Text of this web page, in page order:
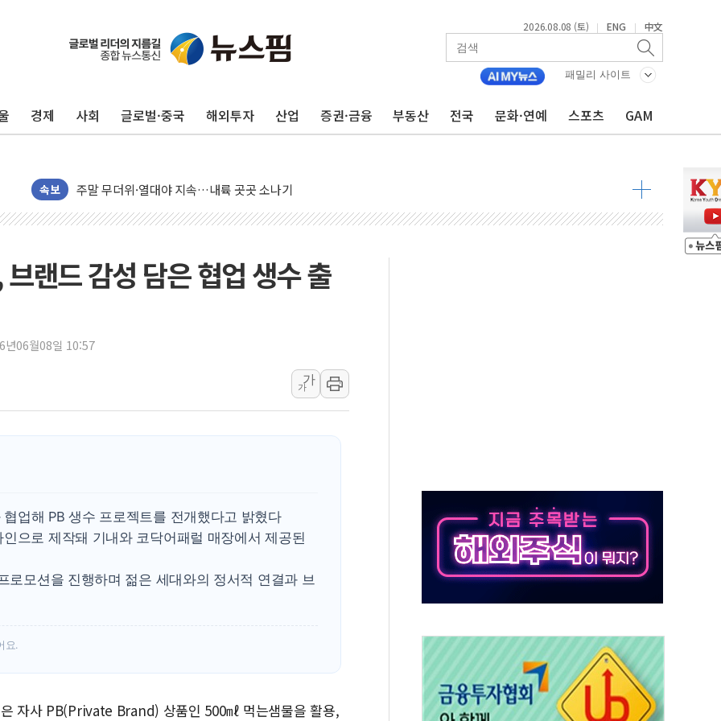
2026.08.08 (토) | ENG | 中文
패밀리 사이트
경제 사회 글로벌·중국 해외투자 산업 증권·금융 부동산 전국 문화·연예 스포츠 GAM
속보
李대통령, 'ISA·주가누르기 방지법' 전면 재검토 지시
충북 주말 무더위 지속…청주·진천 35도, 곳곳 소나기
민주당, 오늘 제주·인천 경선 발표...김민석 '재역전' vs 정청래 '격차 확대'
트럼프, 쿡 연준 이사 해임 재추진…"26일까지 의혹 소명" 요구
유럽증시, 美 고용 예상 밖 부진에 연준 금리 인상 가능성 낮아지며 상승… STOXX 600 지수는 나흘 연속 최고치
미 연준 매파 기세 꺾이나…고용 감소에 9월 동결 전망 우세
트럼프, 백신·자폐증 행정명령 검토…"이르면 다음 주"
이란 핵심 원유 수출항 '하르그섬', 최근 1주일 이상 '올스톱'… 美 해상봉쇄 영향
美 고용 쇼크에 엔화 장중 급등…시장은 "또 개입했나" 촉각
[AI MY 뉴스] 뉴욕 반도체주 프리뷰...美 고용 쇼크에 반도체주 '활짝'
뉴욕증시 프리뷰, 美 고용 쇼크에 금리 인상 우려 후퇴…나스닥 선물 1%대 상승
[종합] 美 7월 고용 2만3000명 감소 '쇼크'…9월 금리 인상 기대 후퇴
랜드 감성 담은 협업 생수 출
년06월08일 10:57
가
가
업해 PB 생수 프로젝트를 전개했다고 밝혔다
으로 제작돼 기내와 코닥어패럴 매장에서 제공된
로모션을 진행하며 젊은 세대와의 정서적 연결과 브
요.
자사 PB(Private Brand) 상품인 500㎖ 먹는샘물을 활용,